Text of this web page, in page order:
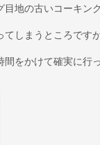
地の古いコーキン
しまうところです
をかけて確実に行